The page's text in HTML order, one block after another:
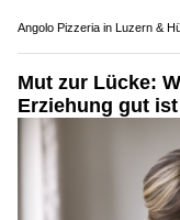
Angolo Pizzeria in Luzern &
Mut zur Lücke:
Erziehung gut ist